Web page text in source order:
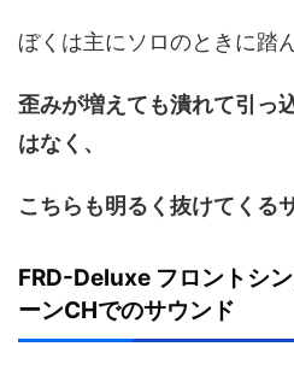
ぼくは主にソロのときに踏
歪みが増えても潰れて引っ
はなく、
こちらも明るく抜けてくる
FRD-Deluxe フロントシ
ーンCHでのサウンド